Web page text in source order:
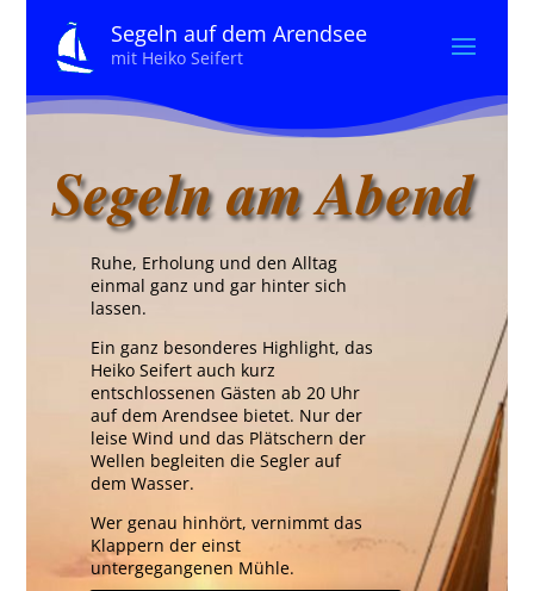
Segeln auf dem Arendsee
mit Heiko Seifert
Segeln am Abend
Ruhe, Erholung und den Alltag
einmal ganz und gar hinter sich
lassen.
Ein ganz besonderes Highlight, das
Heiko Seifert auch kurz
entschlossenen Gästen ab 20 Uhr
auf dem Arendsee bietet. Nur der
leise Wind und das Plätschern der
Wellen begleiten die Segler auf
dem Wasser.
Wer genau hinhört, vernimmt das
Klappern der einst
untergegangenen Mühle.